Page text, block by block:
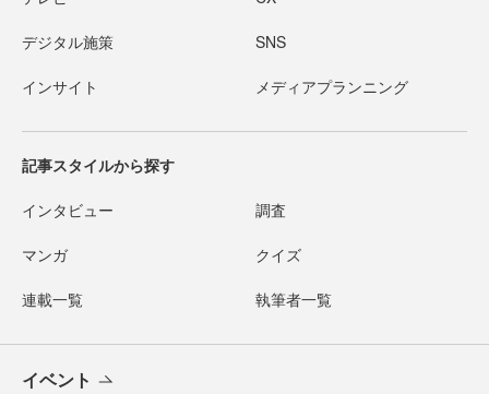
デジタル施策 SNS
インサイト メディアプランニング
記事スタイルから探す
インタビュー 調査
マンガ クイズ
連載一覧 執筆者一覧
イベント